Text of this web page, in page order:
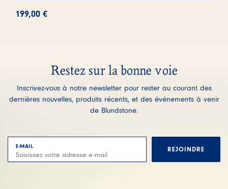
199,00 €
Restez sur la bonne voie
Inscrivez-vous à notre newsletter pour rester au courant des
dernières nouvelles, produits récents, et des événements à venir
de Blundstone.
E-MAIL REJOINDRE